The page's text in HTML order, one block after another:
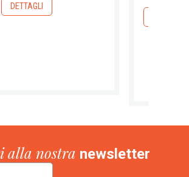
DETTAGLI
alla nostra newsletter